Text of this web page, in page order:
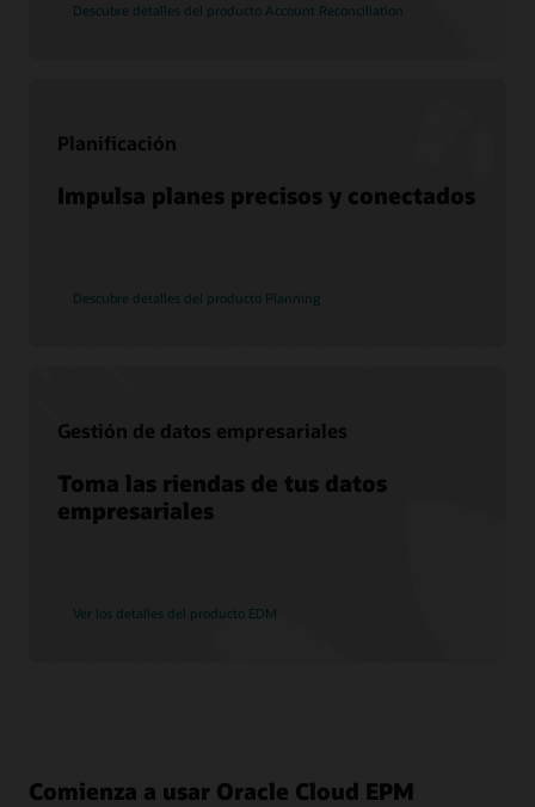
Servicios de migración de Soar a la nube
Descubre detalles del producto Account Reconciliation
Planificación
Impulsa planes precisos y conectados
Descubre detalles del producto Planning
Gestión de datos empresariales
Toma las riendas de tus datos
empresariales
Ver los detalles del producto EDM
Comienza a usar Oracle Cloud EPM